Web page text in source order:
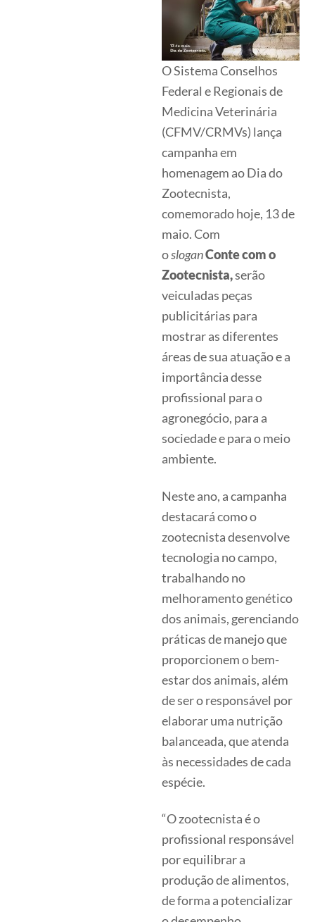
O Sistema Conselhos
Federal e Regionais de
Medicina Veterinária
(CFMV/CRMVs) lança
campanha em
homenagem ao Dia do
Zootecnista,
comemorado hoje, 13 de
maio. Com
osloganConte com o
Zootecnista,serão
veiculadas peças
publicitárias para
mostrar as diferentes
áreas de sua atuação e a
importância desse
profissional para o
agronegócio, para a
sociedade e para o meio
ambiente.
Neste ano, a campanha
destacará como o
zootecnista desenvolve
tecnologia no campo,
trabalhando no
melhoramento genético
dos animais, gerenciando
práticas de manejo que
proporcionem o bem-
estar dos animais, além
de ser o responsável por
elaborar uma nutrição
balanceada, que atenda
às necessidades de cada
espécie.
“O zootecnista é o
profissional responsável
por equilibrar a
produção de alimentos,
de forma a potencializar